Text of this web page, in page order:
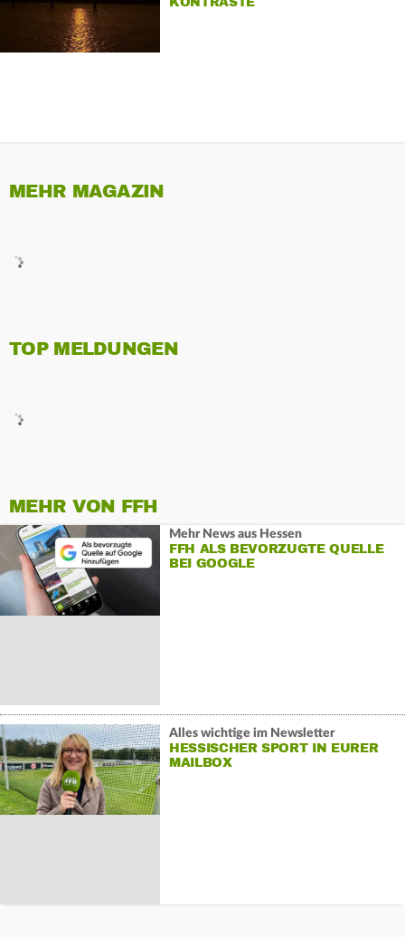
MEHR MAGAZIN
TOP MELDUNGEN
MEHR VON FFH
Mehr News aus Hessen
FFH ALS BEVORZUGTE QUELLE
BEI GOOGLE
Alles wichtige im Newsletter
HESSISCHER SPORT IN EURER
MAILBOX